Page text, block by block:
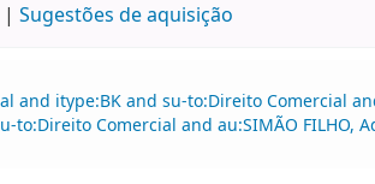
Sugestões de aquisição
and itype:BK and su-to:Direito Comercial
to:Direito Comercial and au:SIMÃO FILHO,